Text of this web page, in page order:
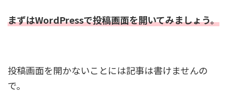
まずはWordPressで投稿画面を開いてみましょう。
投稿画面を開かないことには記事は書けませんの
で。